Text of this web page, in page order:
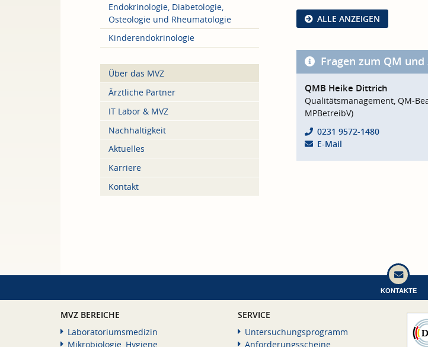
Endokrinologie, Diabetologie,
Osteologie und Rheumatologie
Kinderendokrinologie
Über das MVZ
Ärztliche Partner
IT Labor & MVZ
Nachhaltigkeit
Aktuelles
Karriere
Kontakt
ALLE ANZEIGEN
Fragen zum QM
QMB Heike Dittrich
Qualitätsmanagement, QM-
MPBetreibV)
0231 9572-1480
E-Mail
KONTAKTE
MVZ BEREICHE
Laboratoriumsmedizin
Mikrobiologie, Hygiene
SERVICE
Untersuchungsprogramm
Anforderungsscheine